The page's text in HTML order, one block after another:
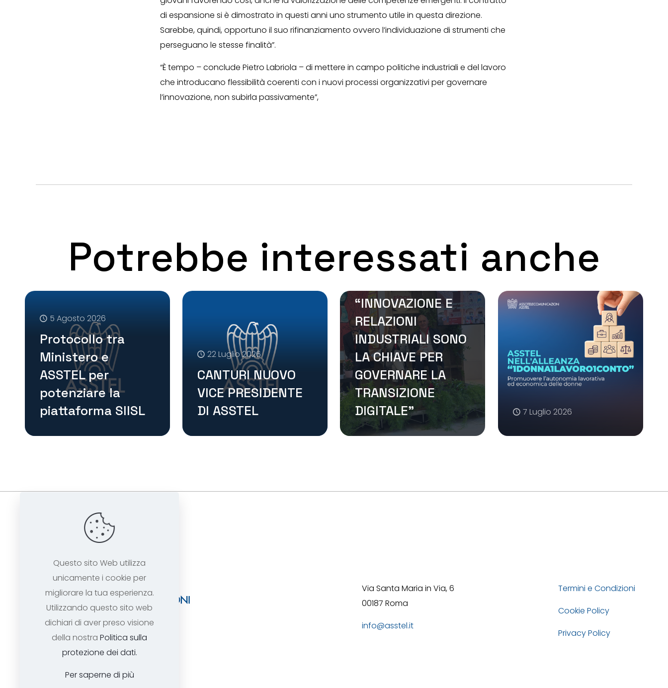
di espansione si è dimostrato in questi anni uno strumento utile in questa direzione.
Sarebbe, quindi, opportuno il suo rifinanziamento ovvero l’individuazione di strumenti che
perseguano le stesse finalità”.
“È tempo – conclude Pietro Labriola – di mettere in campo politiche industriali e del lavoro
che introducano flessibilità coerenti con i nuovi processi organizzativi per governare
l’innovazione, non subirla passivamente”,
Potrebbe interessati anche
5 Agosto 2026
Protocollo tra
Ministero e
ASSTEL per
potenziare la
piattaforma SIISL
22 Luglio 2026
CANTURI NUOVO
VICE PRESIDENTE
DI ASSTEL
TLC, ASSTEL A
“LUCI SUL
“INNOVAZIONE E
RELAZIONI
INDUSTRIALI SONO
LA CHIAVE PER
GOVERNARE LA
TRANSIZIONE
DIGITALE”
7 Luglio 2026
Via Santa Maria in Via, 6
00187 Roma
info@asstel.it
Termini e Condizioni
Cookie Policy
Privacy Policy
Questo sito Web utilizza
unicamente i cookie per
migliorare la tua esperienza.
Utilizzando questo sito web
dichiari di aver preso visione
della nostra Politica sulla
protezione dei dati.
Per saperne di più